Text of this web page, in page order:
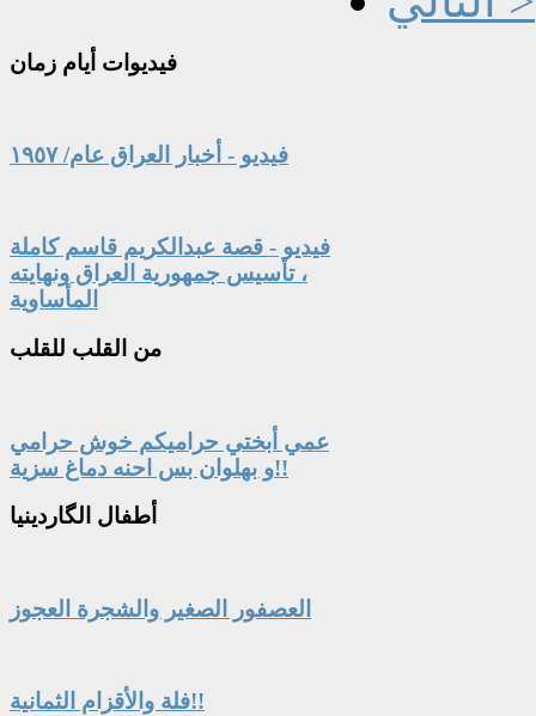
فيديوات أيام زمان
فيديو - أخبار العراق عام/ ١٩٥٧
فيديو - قصة عبدالكريم قاسم كاملة
، تأسيس جمهورية العراق ونهايته
المأساوية
من القلب للقلب
عمي أبختي حراميكم خوش حرامي
و بهلوان بس احنه دماغ سزية!!
أطفال الگاردينيا
العصفور الصغير والشجرة العجوز
فلة والأقزام الثمانية!!